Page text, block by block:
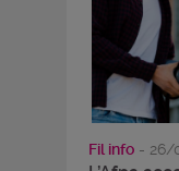
Fil info - 26/